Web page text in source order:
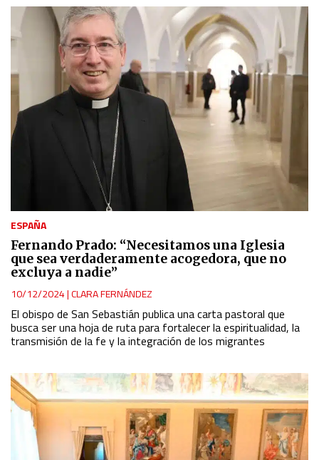
ESPAÑA
Fernando Prado: “Necesitamos una Iglesia
que sea verdaderamente acogedora, que no
excluya a nadie”
10/12/2024|CLARA FERNÁNDEZ
El obispo de San Sebastián publica una carta pastoral que
busca ser una hoja de ruta para fortalecer la espiritualidad, la
transmisión de la fe y la integración de los migrantes